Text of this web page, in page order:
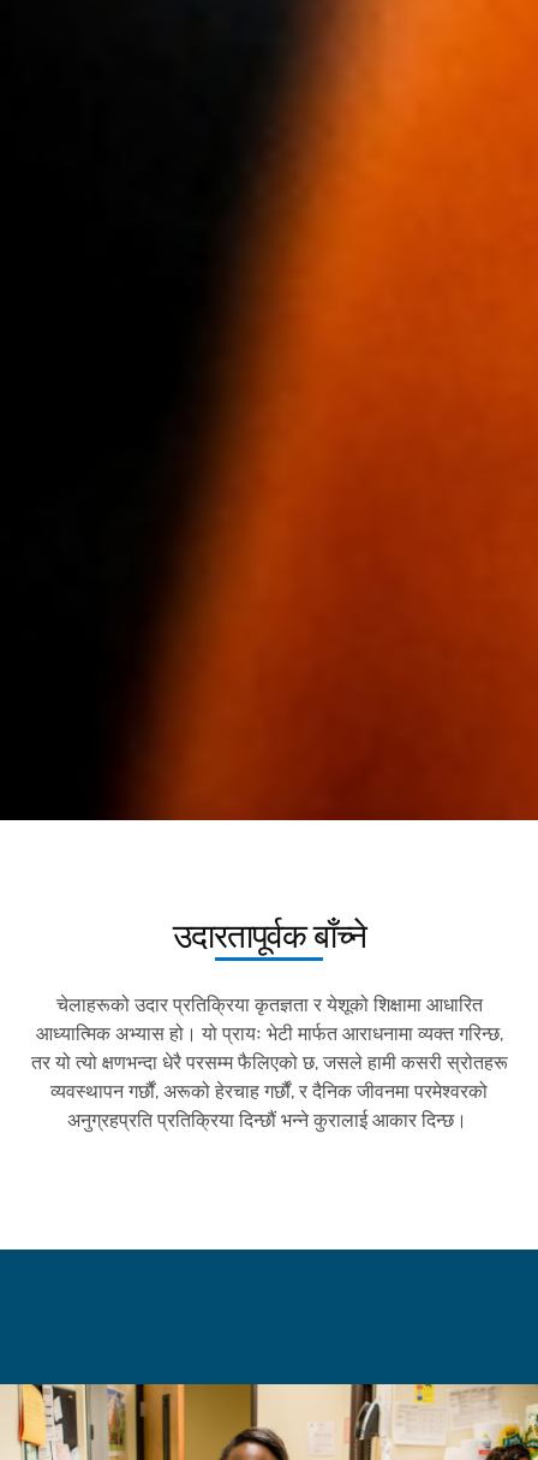
उदारतापूर्वक बाँच्ने
चेलाहरूको उदार प्रतिक्रिया कृतज्ञता र येशूको शिक्षामा आधारित
आध्यात्मिक अभ्यास हो। यो प्रायः भेटी मार्फत आराधनामा व्यक्त गरिन्छ,
तर यो त्यो क्षणभन्दा धेरै परसम्म फैलिएको छ, जसले हामी कसरी स्रोतहरू
व्यवस्थापन गर्छौं, अरूको हेरचाह गर्छौं, र दैनिक जीवनमा परमेश्वरको
अनुग्रहप्रति प्रतिक्रिया दिन्छौं भन्ने कुरालाई आकार दिन्छ।